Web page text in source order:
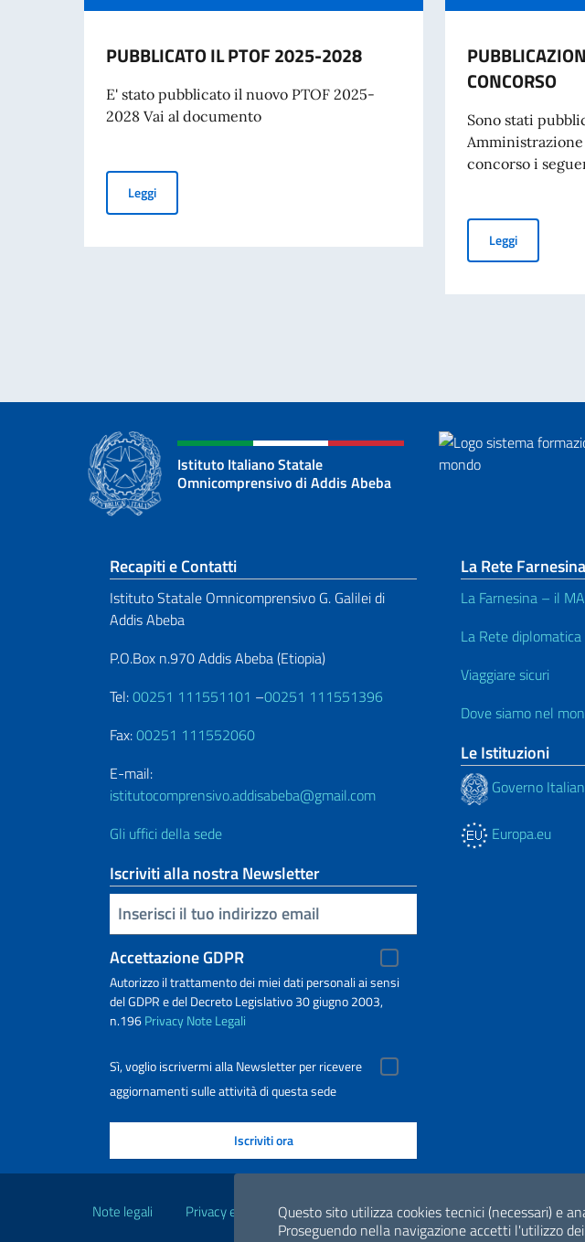
Questo sito utilizza cookies tecnici (necessari) e
Proseguendo nella navigazione accetti l'utilizzo
PUBBLICATO IL PTOF 2025-2028
E' stato pubblicato il nuovo PTOF 2025-
2028 Vai al documento
LeggiPUBBLICATO IL PTOF 2025-2028
CONCORSO
Sono stati
concorso i
Leggi
Istituto Italiano Statale
Omnicomprensivo di Addis Abeba
Sezione footer
Recapiti e Contatti
Istituto Statale Omnicomprensivo G. Galilei di
Addis Abeba
P.O.Box n.970 Addis Abeba (Etiopia)
Tel:00251 111551101 –00251 111551396
Fax:00251 111552060
E-mail:
istitutocomprensivo.addisabeba@gmail.com
Gli uffici della sede
Iscriviti alla nostra Newsletter
Inserisci la tua email
Accettazione GDPR
Autorizzo il trattamento dei miei dati personali ai sensi
del GDPR e del Decreto Legislativo 30 giugno 2003,
n.196PrivacyNote Legali
Sì, voglio iscrivermi alla Newsletter per ricevere
aggiornamenti sulle attività di questa sede
La Rete Farnesina
La Farnesina – il
La Rete diplomatica
Viaggiare sicuri
Dove siamo nel
Le Istituzioni
Governo
Europa.eu
Note legali Privacy e cookie policy Dichiarazione di Accessibilità